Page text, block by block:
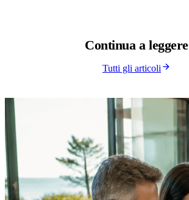
Continua aleggere
Tutti gli articoli